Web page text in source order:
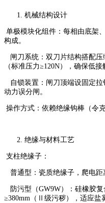
机械结构设计
单极模块化组件：每相由底架
构成。
闸刀系统：双刀片结构搭配压
（标准压力≥120N），确保低
自锁装置：闸刀顶端设固定
动力误分闸。
操作方式：依赖绝缘钩棒（令
绝缘与材料工艺
支柱绝缘子：
普通型：瓷质绝缘子，爬电距
防污型（GW9W）：硅橡胶
≥380mm（Ⅱ级污秽），适应盐